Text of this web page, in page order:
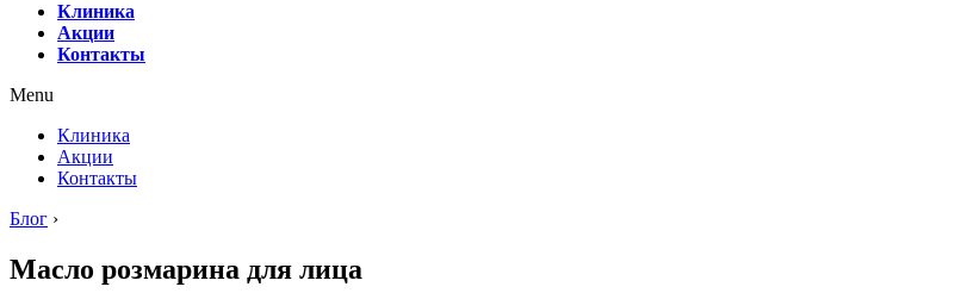
Клиника
Акции
Контакты
Menu
Клиника
Акции
Контакты
Блог ›
Масло розмарина для лица